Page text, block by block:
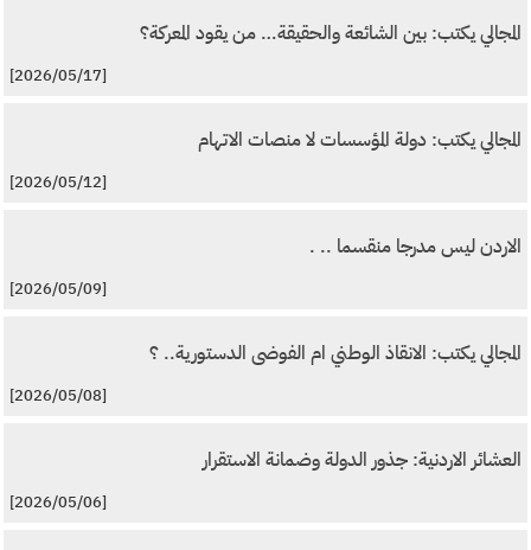
المجالي يكتب: بين الشائعة والحقيقة… من يقود المعركة؟
[2026/05/17]
المجالي يكتب: دولة المؤسسات لا منصات الاتهام
[2026/05/12]
الاردن ليس مدرجا منقسما .. .
[2026/05/09]
المجالي يكتب: الانقاذ الوطني ام الفوضى الدستورية.. ؟
[2026/05/08]
العشائر الاردنية: جذور الدولة وضمانة الاستقرار
[2026/05/06]